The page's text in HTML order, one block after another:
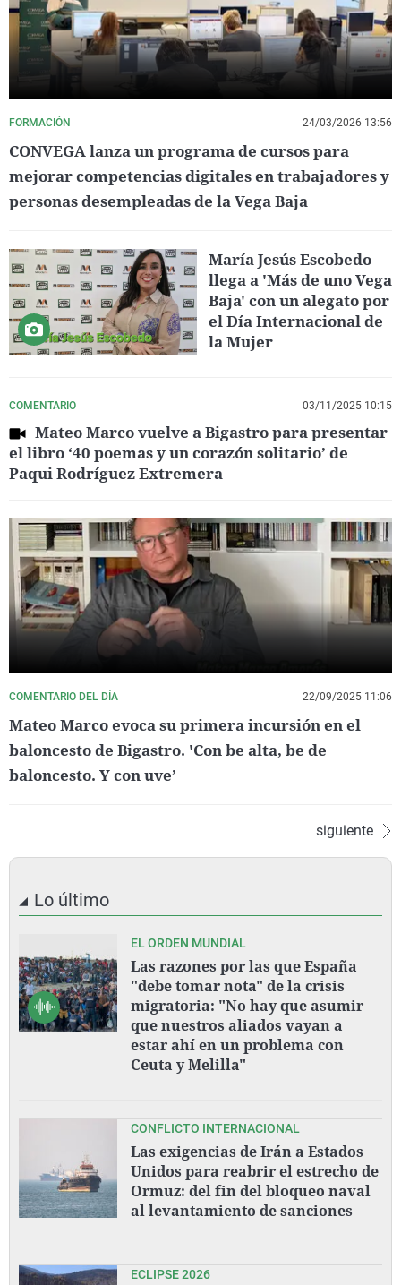
FORMACIÓN 24/03/2026 13:56
CONVEGA lanza un programa de cursos para
mejorar competencias digitales en trabajadores y
personas desempleadas de la Vega Baja
María Jesús Escobedo
llega a 'Más de uno Vega
Baja' con un alegato por
el Día Internacional de
la Mujer
COMENTARIO 03/11/2025 10:15
Mateo Marco vuelve a Bigastro para presentar
el libro ‘40 poemas y un corazón solitario’ de
Paqui Rodríguez Extremera
COMENTARIO DEL DÍA 22/09/2025 11:06
Mateo Marco evoca su primera incursión en el
baloncesto de Bigastro. 'Con be alta, be de
baloncesto. Y con uve’
siguiente
Lo último
EL ORDEN MUNDIAL
Las razones por las que España
"debe tomar nota" de la crisis
migratoria: "No hay que asumir
que nuestros aliados vayan a
estar ahí en un problema con
Ceuta y Melilla"
CONFLICTO INTERNACIONAL
Las exigencias de Irán a Estados
Unidos para reabrir el estrecho de
Ormuz: del fin del bloqueo naval
al levantamiento de sanciones
ECLIPSE 2026